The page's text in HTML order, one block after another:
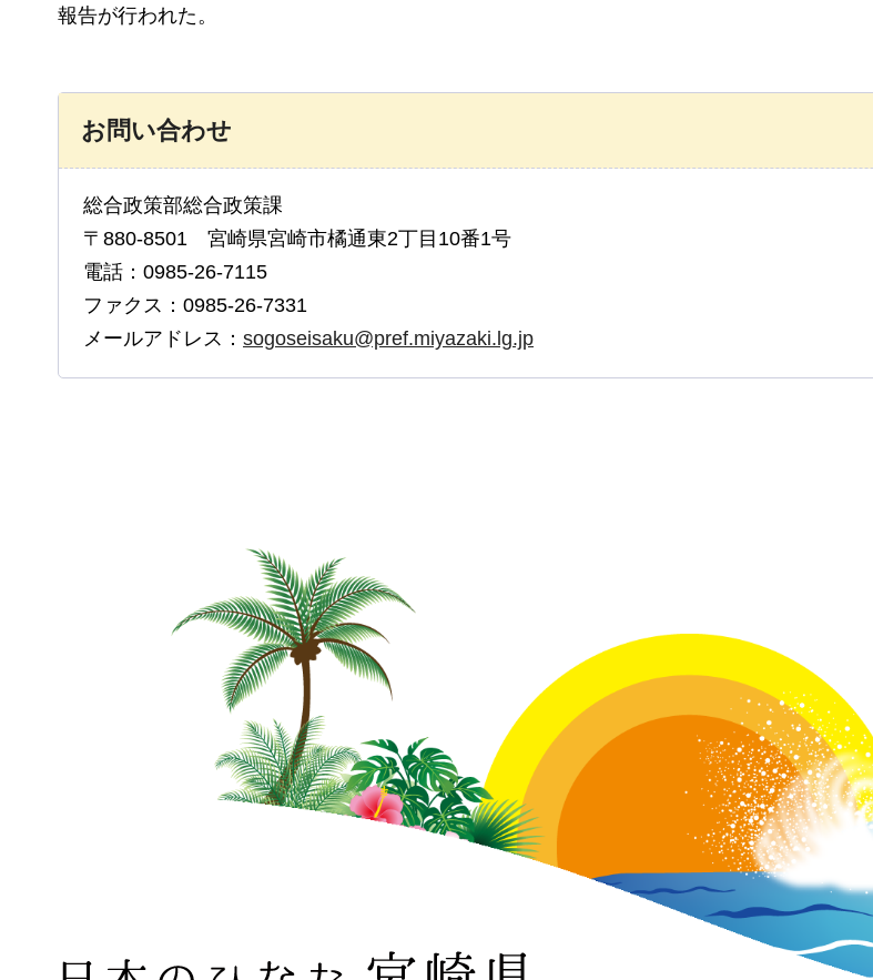
報告が行われた。
お問い合わせ
総合政策部総合政策課
〒880-8501 宮崎県宮崎市橘通東2丁目10番1号
電話：0985-26-7115
ファクス：0985-26-7331
メールアドレス： sogoseisaku@pref.miyazaki.lg.jp
日本のひなた 宮崎県 MIYAZAKI PREFECTURE